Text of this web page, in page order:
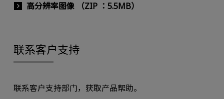
高分辨率图像 （ZIP ：5.5MB）
联系客户支持
联系客户支持部门，获取产品帮助。